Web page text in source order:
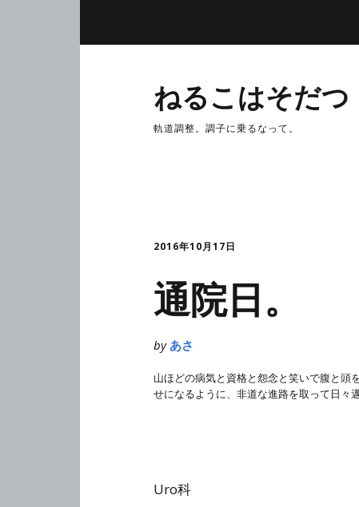
ねるこはそだつ
軌道調整。調子に乗るなって。
2016年10月17日
通院日。
by あさ
山ほどの病気と資格と怨念と笑いで腹と頭
せになるように、非道な進路を取って日々
Uro科